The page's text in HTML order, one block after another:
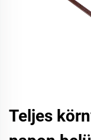
Teljes